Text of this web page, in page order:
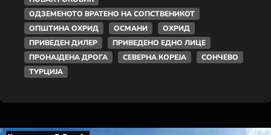
ОДЗЕМЕНОТО ВРАТЕНО НА СОПСТВЕНИКОТ
ОПШТИНА ОХРИД
ОСМАНИ
ОХРИД
ПРИВЕДЕН ДИЛЕР
ПРИВЕДЕНО ЕДНО ЛИЦЕ
ПРОНАЈДЕНА ДРОГА
СЕВЕРНА КОРЕЈА
СОНЧЕВО
ТУРЦИЈА